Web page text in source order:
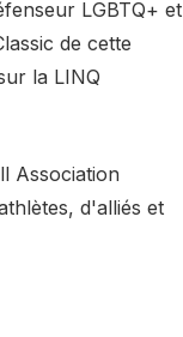
LGBTQ+ et
de cette
la LINQ
Association
d'alliés et